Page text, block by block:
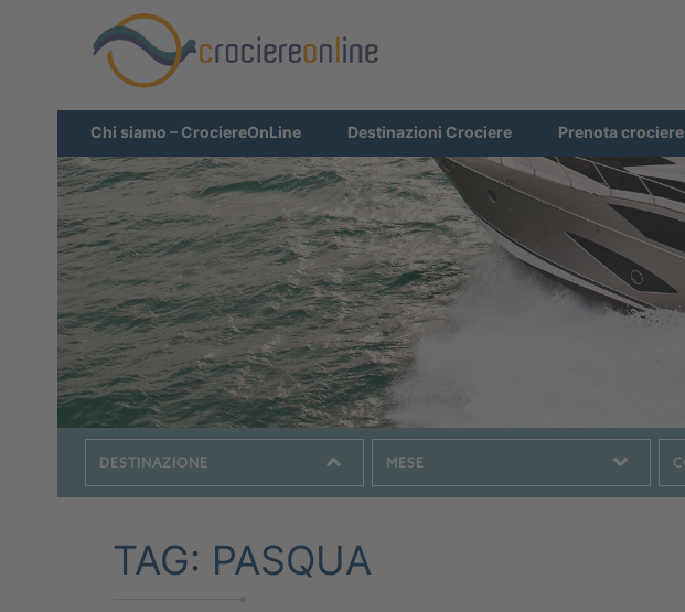
Chi siamo – CrociereOnLine Destinazioni Crociere Prenota crociere
TAG: PASQUA